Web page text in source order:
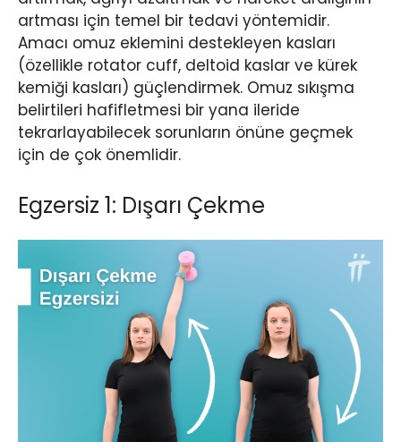
artması için temel bir tedavi yöntemidir.
Amacı omuz eklemini destekleyen kasları
(özellikle rotator cuff, deltoid kaslar ve kürek
kemiği kasları) güçlendirmek. Omuz sıkışma
belirtileri hafifletmesi bir yana ileride
tekrarlayabilecek sorunların önüne geçmek
için de çok önemlidir.
Egzersiz 1: Dışarı Çekme